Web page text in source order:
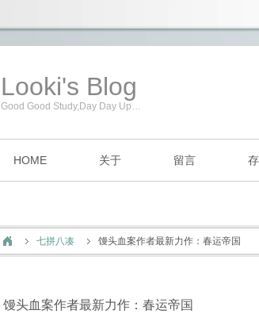
Looki's Blog
Good Good Study,Day Day Up…
HOME 关于 留言
七拼八凑 馒头血案作者最新力作：春运帝国
馒头血案作者最新力作：春运帝国